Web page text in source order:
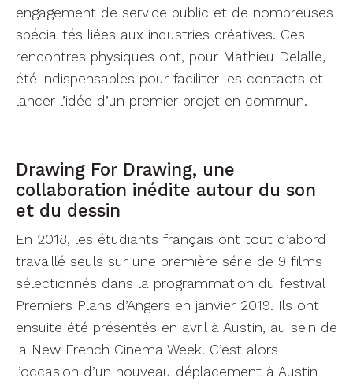
engagement de service public et de nombreuses
spécialités liées aux industries créatives. Ces
rencontres physiques ont, pour Mathieu Delalle,
été indispensables pour faciliter les contacts et
lancer l’idée d’un premier projet en commun.
Drawing For Drawing, une
collaboration inédite autour du son
et du dessin
En 2018, les étudiants français ont tout d’abord
travaillé seuls sur une première série de 9 films
sélectionnés dans la programmation du festival
Premiers Plans d’Angers en janvier 2019. Ils ont
ensuite été présentés en avril à Austin, au sein de
la New French Cinema Week. C’est alors
l’occasion d’un nouveau déplacement à Austin